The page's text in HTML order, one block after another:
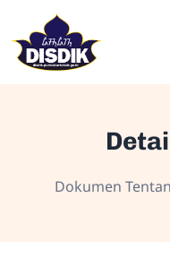
Dokumen